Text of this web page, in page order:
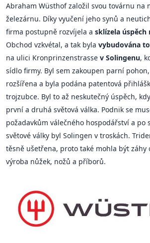
Abraham Wüsthof založil svou továrnu na
železárnu. Díky vyučení jeho synů a
firma postupně rozvíjela a sklízela úspěch
Obchod vzkvétal, a tak byla vybudována
na ulici Kronprinzenstrasse v Solingenu,
sídlo firmy. Byl sem zakoupen parní
rozšířena a byla podána patentová
trojzubce. Byl to až neskutečný úspěch,
první a druhá světová válka. Podnik se
požadavkům válečného hospodářství a po
světové války byl Solingen v troskách.
těsně ušetřena, proto také mohla být záhy
výroba nůžek, nožů a příborů.